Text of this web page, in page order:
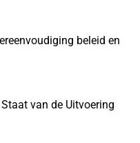
beleid en
van de Uitvoering